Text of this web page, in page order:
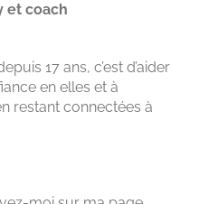
et coach
17 ans, c’est d’aider
en elles et à
restant connectées à